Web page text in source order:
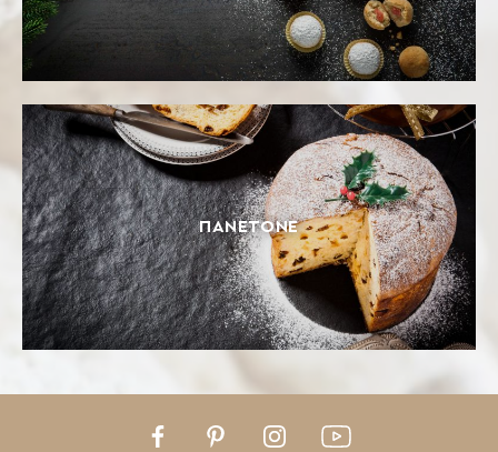
ΠΑΝΕΤΌΝΕ
FacebookPinterestInstagramYoutube